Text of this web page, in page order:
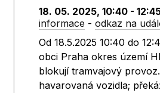
18. 05. 2025, 10:40 -
informace -odkaz na
Od 18.5.2025 10:40 do
obci Praha okres území
blokují tramvajový
havarovaná vozidla;